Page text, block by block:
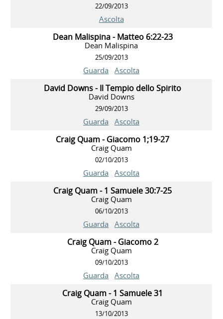
22/09/2013
Ascolta
Dean Malispina - Matteo 6:22-23
Dean Malispina
25/09/2013
Guarda Ascolta
David Downs - Il Tempio dello Spirito
David Downs
29/09/2013
Guarda Ascolta
Craig Quam - Giacomo 1;19-27
Craig Quam
02/10/2013
Guarda Ascolta
Craig Quam - 1 Samuele 30:7-25
Craig Quam
06/10/2013
Guarda Ascolta
Craig Quam - Giacomo 2
Craig Quam
09/10/2013
Guarda Ascolta
Craig Quam - 1 Samuele 31
Craig Quam
13/10/2013